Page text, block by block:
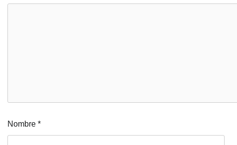
Nombre *